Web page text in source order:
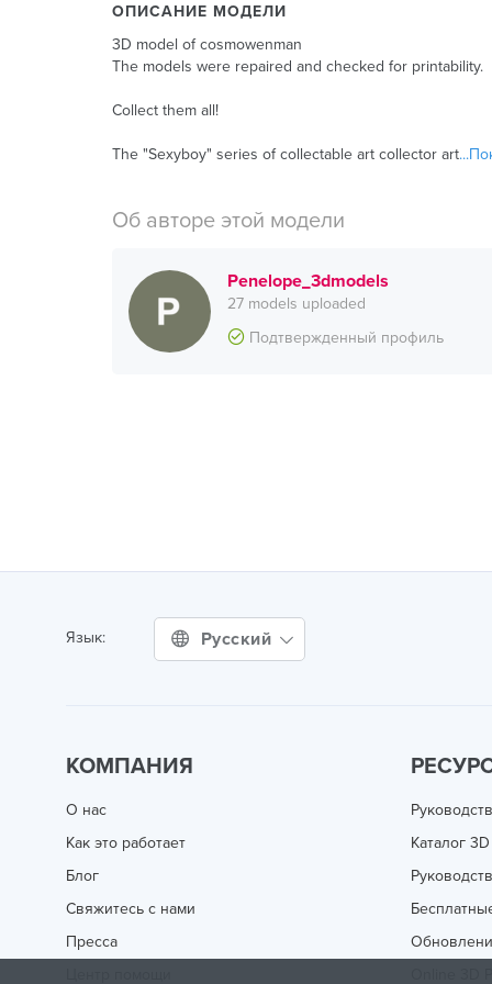
ОПИСАНИЕ МОДЕЛИ
3D model of cosmowenman
The models were repaired and checked for printability.
Collect them all!
The "Sexyboy" series of collectable art collector art
Об авторе этой модели
Penelope_3dmodels
27 models uploaded
Подтвержденный профиль
Язык: Русский
КОМПАНИЯ
О нас
Как это работает
Блог
Свяжитесь с нами
Пресса
Каталог